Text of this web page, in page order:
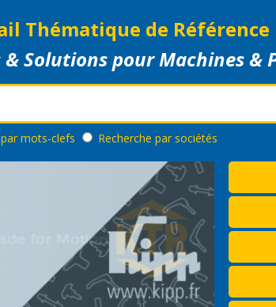
Thématique de Référence
Solutions pour Machines &
par mots-clefs Recherche par sociétés